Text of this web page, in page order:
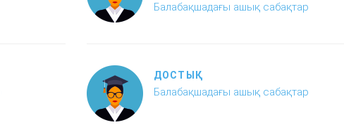
Балабақшадағы ашық сабақтар
ДОСТЫҚ
Балабақшадағы ашық сабақтар